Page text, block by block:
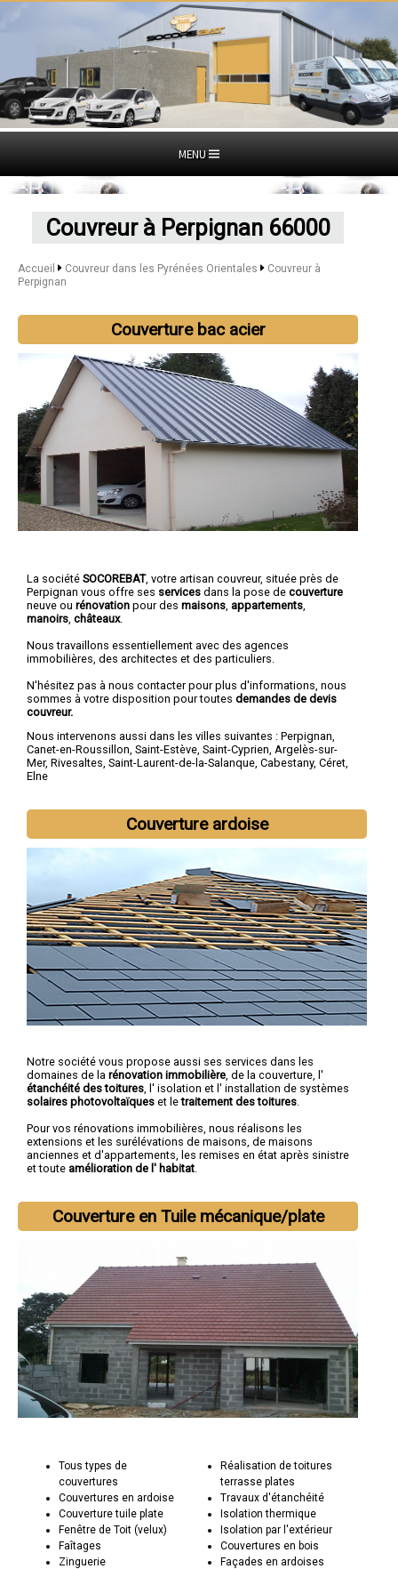
MENU
Couvreur à Perpignan 66000
Accueil Couvreur dans les Pyrénées Orientales
Couvreur à
Perpignan
Couverture bac acier
La société SOCOREBAT, votre artisan couvreur, située près de
Perpignan vous offre ses services dans la pose de couverture
neuve ou rénovation pour des maisons appartements
manoirs châteaux.
Nous travaillons essentiellement avec des agences
immobilières, des architectes et des particuliers.
N'hésitez pas à nous contacter pour plus d'informations, nous
sommes à votre disposition pour toutes demandes de devis
couvreur.
Nous intervenons aussi dans les villes suivantes : Perpignan,
Canet-en-Roussillon, Saint-Estève, Saint-Cyprien, Argelès-sur-
Mer, Rivesaltes, Saint-Laurent-de-la-Salanque, Cabestany, Céret,
Elne
Couverture ardoise
Notre société vous propose aussi ses services dans les
domaines de la rénovation immobilière , de la couverture, l'
étanchéité des toitures , l' isolation et l' installation de systèmes
solaires photovoltaïques et letraitement des toitures
Pour vos rénovations immobilières, nous réalisons les
extensions et les surélévations de maisons, de maisons
anciennes et d'appartements, les remises en état après sinistre
et toute amélioration de l' habitat
Couverture en Tuile mécanique/plate
Tous types de
couvertures
Couvertures en ardoise
Couverture tuile plate
Fenêtre de Toit (velux)
Faîtages
Zinguerie
Réalisation de toitures
terrasse plates
Travaux d'étanchéité
Isolation thermique
Isolation par l'extérieur
Couvertures en bois
Façades en ardoises